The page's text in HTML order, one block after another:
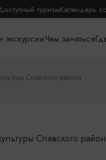
туризмКалендарь
экскурсииЧем заняться
Славского района
Славского